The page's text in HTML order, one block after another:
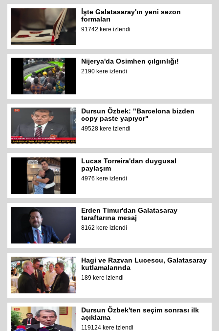
İşte Galatasaray'ın yeni sezon
formaları
91742 kere izlendi
Nijerya'da Osimhen çılgınlığı!
2190 kere izlendi
Dursun Özbek: "Barcelona bizden
copy paste yapıyor"
49528 kere izlendi
Lucas Torreira'dan duygusal
paylaşım
4976 kere izlendi
Erden Timur'dan Galatasaray
taraftarına mesaj
8162 kere izlendi
Hagi ve Razvan Lucescu, Galatasaray
kutlamalarında
189 kere izlendi
Dursun Özbek'ten seçim sonrası ilk
açıklama
119124 kere izlendi